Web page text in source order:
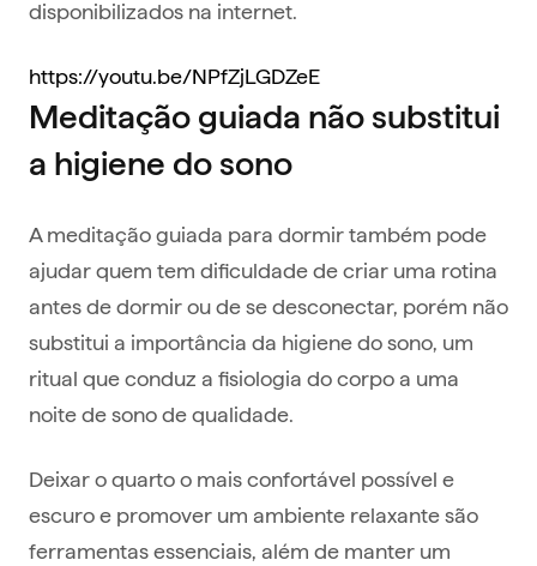
disponibilizados na internet.
https://youtu.be/NPfZjLGDZeE
Meditação guiada não substitui
a higiene do sono
A meditação guiada para dormir também pode
ajudar quem tem dificuldade de criar uma rotina
antes de dormir ou de se desconectar, porém não
substitui a importância da higiene do sono, um
ritual que conduz a fisiologia do corpo a uma
noite de sono de qualidade.
Deixar o quarto o mais confortável possível e
escuro e promover um ambiente relaxante são
ferramentas essenciais, além de manter um